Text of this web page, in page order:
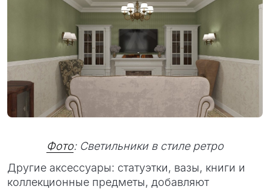
Фото: Светильники в стиле ретро
Другие аксессуары: статуэтки, вазы, книги и
коллекционные предметы, добавляют